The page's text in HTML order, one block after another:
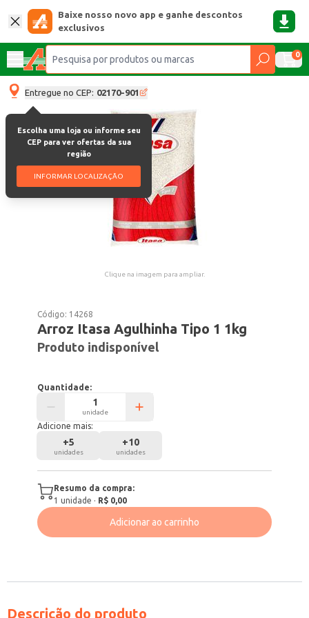
Baixe nosso novo app e ganhe descontos
exclusivos
0
Entregue no CEP: 02170-901
Escolha uma loja ou informe seu
CEP para ver ofertas da sua
região
INFORMAR LOCALIZAÇÃO
Clique na imagem para ampliar.
Código: 14268
Arroz Itasa Agulhinha Tipo 1 1kg
Produto indisponível
Quantidade:
unidade
Adicione mais:
+5
unidades
+10
unidades
Resumo da compra:
1 unidade · R$ 0,00
Adicionar ao carrinho
Descrição do produto